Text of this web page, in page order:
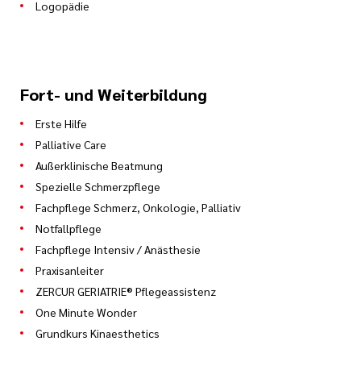
Logopädie
Fort- und Weiterbildung
Erste Hilfe
Palliative Care
Außerklinische Beatmung
Spezielle Schmerzpflege
Fachpflege Schmerz, Onkologie, Palliativ
Notfallpflege
Fachpflege Intensiv / Anästhesie
Praxisanleiter
ZERCUR GERIATRIE® Pflegeassistenz
One Minute Wonder
Grundkurs Kinaesthetics